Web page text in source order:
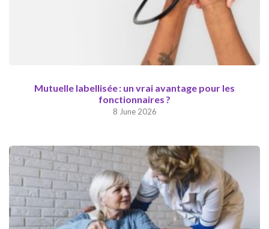
Mutuelle labellisée : un vrai avantage pour les
fonctionnaires ?
8 June 2026